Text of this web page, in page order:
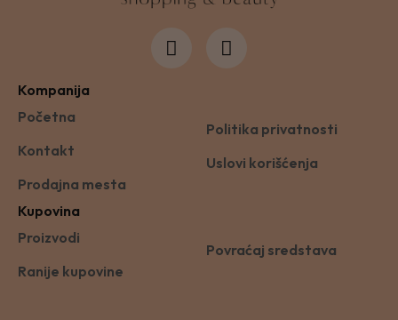
Kompanija
Početna
Kontakt
Prodajna mesta
Politika privatnosti
Uslovi korišćenja
Kupovina
Proizvodi
Ranije kupovine
Povraćaj sredstava